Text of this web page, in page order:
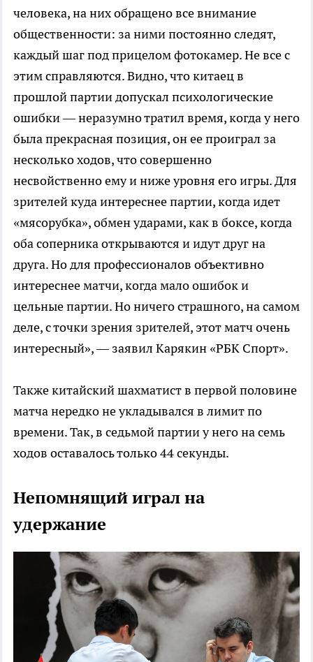
человека, на них обращено все внимание
общественности: за ними постоянно следят,
каждый шаг под прицелом фотокамер. Не все с
этим справляются. Видно, что китаец в
прошлой партии допускал психологические
ошибки — неразумно тратил время, когда у него
была прекрасная позиция, он ее проиграл за
несколько ходов, что совершенно
несвойственно ему и ниже уровня его игры. Для
зрителей куда интереснее партии, когда идет
«мясорубка», обмен ударами, как в боксе, когда
оба соперника открываются и идут друг на
друга. Но для профессионалов объективно
интереснее матчи, когда мало ошибок и
цельные партии. Но ничего страшного, на самом
деле, с точки зрения зрителей, этот матч очень
интересный», — заявил Карякин «РБК Спорт».
Также китайский шахматист в первой половине
матча нередко не укладывался в лимит по
времени. Так, в седьмой партии у него на семь
ходов оставалось только 44 секунды.
Непомнящий играл на
удержание